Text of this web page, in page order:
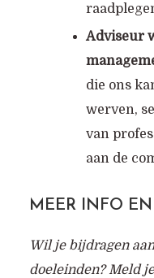
Adviseur
die ons
werven,
van
aan de
MEER INFO
Wil je bijdragen
doeleinden? Meld